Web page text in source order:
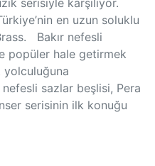
en uzun soluklu
Bakır nefesli
popüler hale getirmek
yolculuğuna
sazlar beşlisi, Pera
serisinin ilk konuğu